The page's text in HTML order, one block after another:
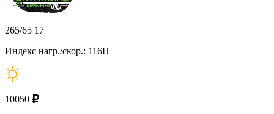
265/65 17
Индекс нагр./скор.: 116H
10050